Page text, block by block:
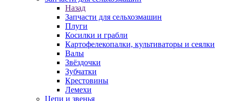
Назад
Запчасти для сельхозмашин
Плуги
Косилки и грабли
Картофелекопалки, культиваторы и сеялки
Валы
Звёздочки
Зубчатки
Крестовины
Лемехи
Цепи и звенья